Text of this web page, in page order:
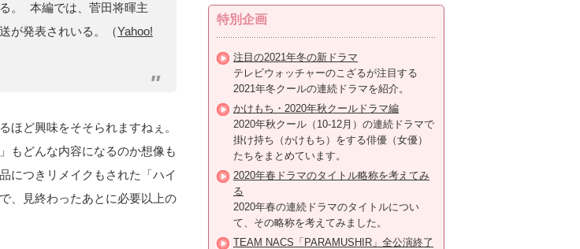
。 本編では、菅田将暉主
が発表されいる。（Yahoo!
ほど興味をそそられますねぇ。
もどんな内容になるのか想像も
につきリメイクもされた「ハイ
、見終わったあとに必要以上の
特別企画
注目の2021年冬の新ドラマ
テレビウォッチャーのこざるが注目する
2021年冬クールの連続ドラマを紹介。
かけもち・2020年秋クールドラマ編
2020年秋クール（10-12月）の連続ドラマで
掛け持ち（かけもち）をする俳優（女優）
たちをまとめています。
2020年春ドラマのタイトル略称を考えてみ
る
2020年春の連続ドラマのタイトルについ
て、その略称を考えてみました。
TEAM NACS「PARAMUSHIR」全公演終了